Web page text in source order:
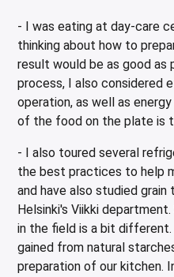
- I was eating at day-care
thinking about how to
result would be as good as
process, I also considered
operation, as well as
of the food on the plate is
- I also toured several
the best practices to help
and have also studied
Helsinki's Viikki
in the field is a bit
gained from natural
preparation of our kitchen.